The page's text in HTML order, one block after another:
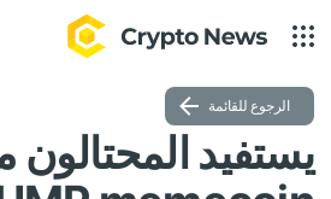
الرجوع للقائمة
يستفيد